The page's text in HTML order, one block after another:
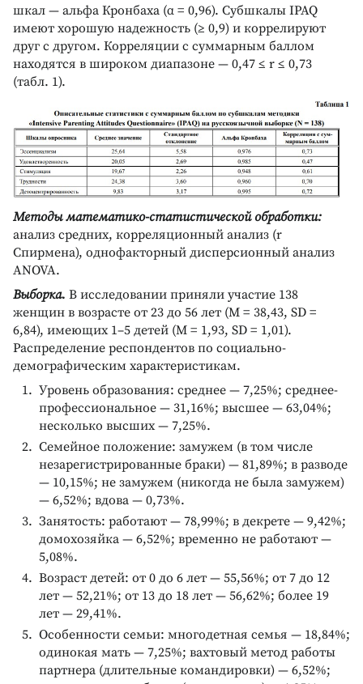
шкал — альфа Кронбаха (α = 0,96). Субшкалы IPAQ
имеют хорошую надежность (≥ 0,9) и коррелируют
друг с другом. Корреляции с суммарным баллом
находятся в широком диапазоне — 0,47 ≤ r ≤ 0,73
(табл. 1).
Методы математико-статистической обработки:
анализ средних, корреляционный анализ (r
Спирмена), однофакторный дисперсионный анализ
ANOVA.
Выборка. В исследовании приняли участие 138
женщин в возрасте от 23 до 56 лет (М = 38,43, SD =
6,84), имеющих 1–5 детей (М = 1,93, SD = 1,01).
Распределение респондентов по социально-
демографическим характеристикам.
Уровень образования: среднее — 7,25%; среднее-
профессиональное — 31,16%; высшее — 63,04%;
несколько высших — 7,25%.
Семейное положение: замужем (в том числе
незарегистрированные браки) — 81,89%; в разводе
— 10,15%; не замужем (никогда не была замужем)
— 6,52%; вдова — 0,73%.
Занятость: работают — 78,99%; в декрете — 9,42%;
домохозяйка — 6,52%; временно не работают —
5,08%.
Возраст детей: от 0 до 6 лет — 55,56%; от 7 до 12
лет — 52,21%; от 13 до 18 лет — 56,62%; более 19
лет — 29,41%.
Особенности семьи: многодетная семья — 18,84%;
одинокая мать — 7,25%; вахтовый метод работы
партнера (длительные командировки) — 6,52%;